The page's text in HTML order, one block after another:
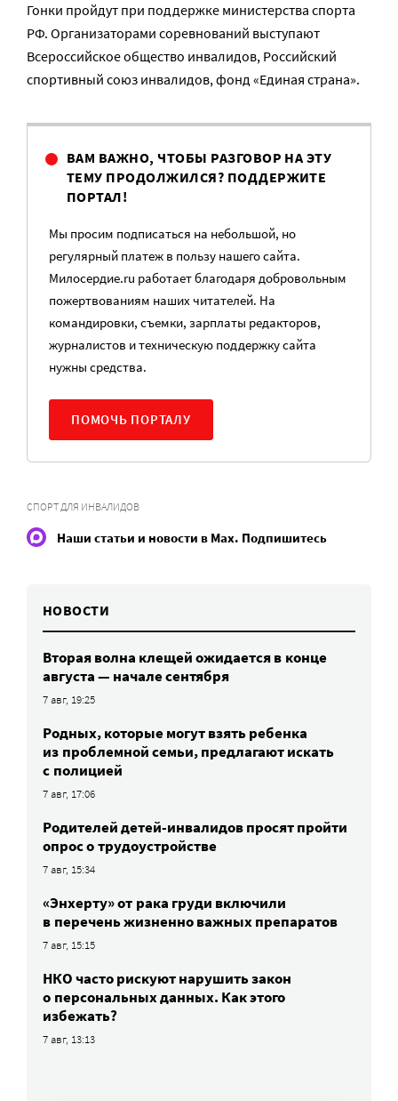
Гонки пройдут при поддержке министерства спорта
РФ. Организаторами соревнований выступают
Всероссийское общество инвалидов, Российский
спортивный союз инвалидов, фонд «Единая страна».
ВАМ ВАЖНО, ЧТОБЫ РАЗГОВОР НА ЭТУ
ТЕМУ ПРОДОЛЖИЛСЯ? ПОДДЕРЖИТЕ
ПОРТАЛ!
Мы просим подписаться на небольшой, но
регулярный платеж в пользу нашего сайта.
Милосердие.ru работает благодаря добровольным
пожертвованиям наших читателей. На
командировки, съемки, зарплаты редакторов,
журналистов и техническую поддержку сайта
нужны средства.
ПОМОЧЬ ПОРТАЛУ
СПОРТ ДЛЯ ИНВАЛИДОВ
Наши статьи и новости в Max. Подпишитесь
НОВОСТИ
Вторая волна клещей ожидается в конце
августа — начале сентября
7 авг, 19:25
Родных, которые могут взять ребенка
из проблемной семьи, предлагают искать
с полицией
7 авг, 17:06
Родителей детей-инвалидов просят пройти
опрос о трудоустройстве
7 авг, 15:34
«Энхерту» от рака груди включили
в перечень жизненно важных препаратов
7 авг, 15:15
НКО часто рискуют нарушить закон
о персональных данных. Как этого
избежать?
7 авг, 13:13